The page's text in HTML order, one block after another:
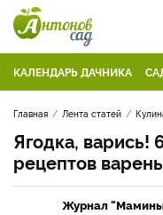
КАЛЕНДАРЬ ДАЧНИКА
Главная Лента статей
Ягодка, варись!
рецептов
Журнал